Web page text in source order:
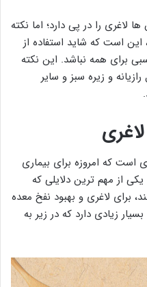
لاغری را در پی دارد؛ اما نکته
این است که شاید استفاده از
برای همه نباشد. این نکته
و زیره سبز و سایر
است که امروزه برای بیماری
از مهم ترین دلایلی که
برای لاغری و بهبود نفخ معده
زیادی دارد که در زیر به